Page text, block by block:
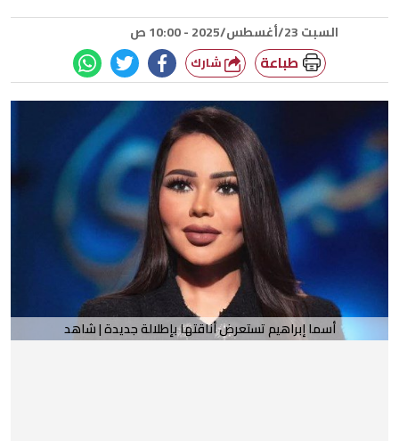
السبت 23/أغسطس/2025 - 10:00 ص
طباعة
أسما إبراهيم تستعرض أناقتها بإطلالة جديدة | شاهد